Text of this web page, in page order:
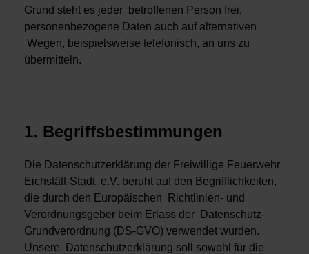
Grund steht es jeder betroffenen Person frei,
personenbezogene Daten auch auf alternativen
Wegen, beispielsweise telefonisch, an uns zu
übermitteln.
1. Begriffsbestimmungen
Die Datenschutzerklärung der Freiwillige Feuerwehr
Eichstätt-Stadt e.V. beruht auf den Begrifflichkeiten,
die durch den Europäischen Richtlinien- und
Verordnungsgeber beim Erlass der Datenschutz-
Grundverordnung (DS-GVO) verwendet wurden.
Unsere Datenschutzerklärung soll sowohl für die